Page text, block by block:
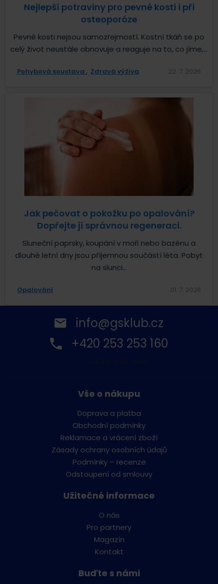
Nejlepší potraviny pro pevné kosti i při
osteoporóze
Pevné kosti nejsou samozřejmostí. Kostní tkáň se po
celý život neustále obnovuje a reaguje na to, co jíme,...
Pohybová soustava Zdravá výživa 22. 7. 2026
Jak pečovat o pokožku po opalování?
Dopřejte jí správnou regeneraci.
Sluneční paprsky, koupání v moři nebo bazénu a
dlouhé letní dny jsou příjemnou součástí léta. Pobyt
na slunci...
Opalování 01. 7. 2026
info@gsklub.cz
+420 253 253 160
Vše o nákupu
Doprava a platba
Obchodní podmínky
Reklamace a vrácení zboží
Zásady ochrany osobních údajů
Podmínky – recenze
Odstoupení od smlouvy
Užitečné informace
O nás
Pro partnery
Magazín
Kontakt
Buďte s námi